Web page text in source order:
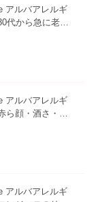
アルバアレルギ
代から急に老け
アルバアレルギ
ら顔・酒さ・ニ
アルバアレルギ